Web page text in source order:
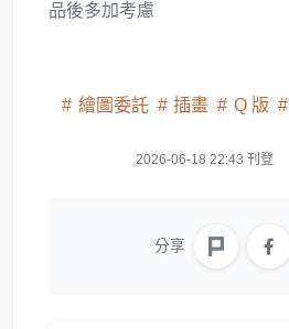
品後多加考慮
繪圖委託 插畫 Q 版
2026-06-18 22:43 刊登
分享